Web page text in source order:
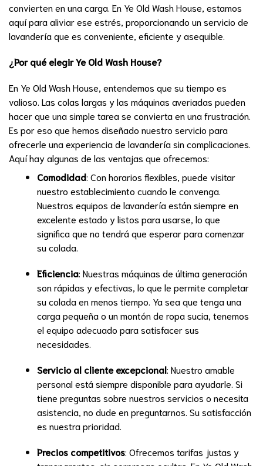
convierten en una carga. En Ye Old Wash House, estamos
aquí para aliviar ese estrés, proporcionando un servicio de
lavandería que es conveniente, eficiente y asequible.
¿Por qué elegir Ye Old Wash House?
En Ye Old Wash House, entendemos que su tiempo es
valioso. Las colas largas y las máquinas averiadas pueden
hacer que una simple tarea se convierta en una frustración.
Es por eso que hemos diseñado nuestro servicio para
ofrecerle una experiencia de lavandería sin complicaciones.
Aquí hay algunas de las ventajas que ofrecemos:
Comodidad: Con horarios flexibles, puede visitar
nuestro establecimiento cuando le convenga.
Nuestros equipos de lavandería están siempre en
excelente estado y listos para usarse, lo que
significa que no tendrá que esperar para comenzar
su colada.
Eficiencia: Nuestras máquinas de última generación
son rápidas y efectivas, lo que le permite completar
su colada en menos tiempo. Ya sea que tenga una
carga pequeña o un montón de ropa sucia, tenemos
el equipo adecuado para satisfacer sus
necesidades.
Servicio al cliente excepcional: Nuestro amable
personal está siempre disponible para ayudarle. Si
tiene preguntas sobre nuestros servicios o necesita
asistencia, no dude en preguntarnos. Su satisfacción
es nuestra prioridad.
Precios competitivos: Ofrecemos tarifas justas y